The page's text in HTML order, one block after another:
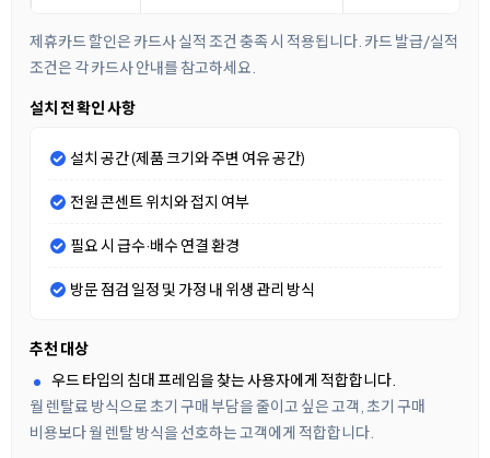
제휴카드 할인은 카드사 실적 조건 충족 시 적용됩니다. 카드 발급/실적
조건은 각 카드사 안내를 참고하세요.
설치 전 확인 사항
설치 공간 (제품 크기와 주변 여유 공간)
전원 콘센트 위치와 접지 여부
필요 시 급수·배수 연결 환경
방문 점검 일정 및 가정 내 위생 관리 방식
추천 대상
우드 타입의 침대 프레임을 찾는 사용자에게 적합합니다.
월 렌탈료 방식으로 초기 구매 부담을 줄이고 싶은 고객, 초기 구매
비용보다 월 렌탈 방식을 선호하는 고객에게 적합합니다.